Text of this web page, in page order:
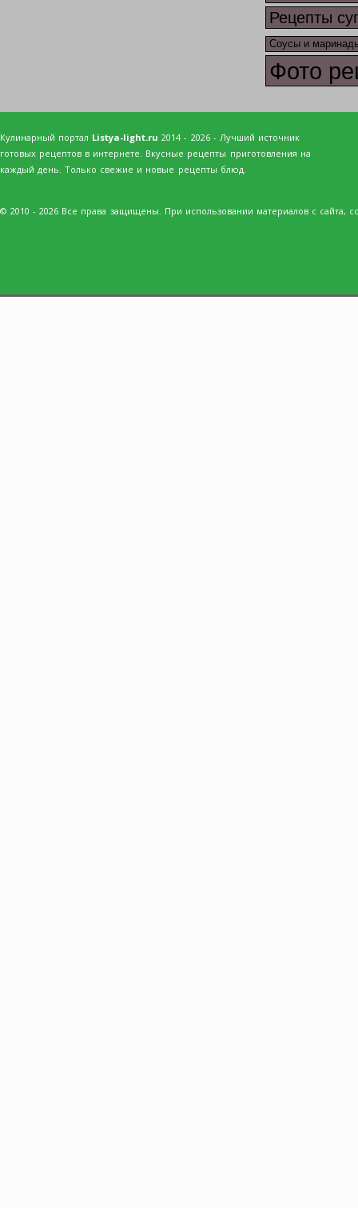
Рецепты
Соусы и
Фото
Кулинарный портал Listya-light.ru 2014 - 2026 - Лучший источник
готовых рецептов в интернете. Вкусные рецепты приготовления на
каждый день. Только свежие и новые рецепты блюд.
© 2010 - 2026 Все права защищены. При использовании материалов с сайта,